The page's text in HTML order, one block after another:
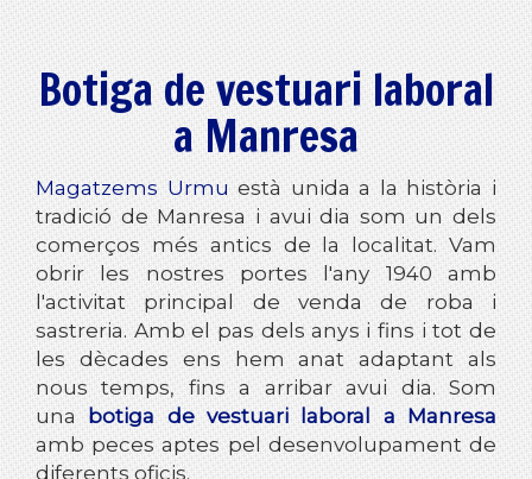
Botiga de vestuari laboral
a Manresa
Magatzems Urmu està unida a la història i
tradició de Manresa i avui dia som un dels
comerços més antics de la localitat. Vam
obrir les nostres portes l'any 1940 amb
l'activitat principal de venda de roba i
sastreria. Amb el pas dels anys i fins i tot de
les dècades ens hem anat adaptant als
nous temps, fins a arribar avui dia. Som
una botiga de vestuari laboral a Manresa
amb peces aptes pel desenvolupament de
diferents oficis.